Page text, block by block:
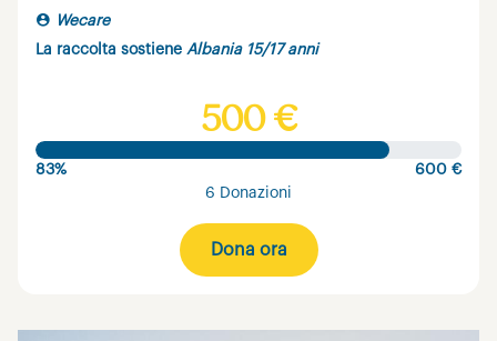
Wecare
La raccolta sostiene Albania 15/17 anni
500 €
83%
600 €
6 Donazioni
Dona ora